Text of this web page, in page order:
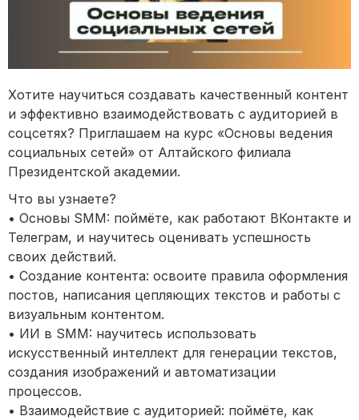
Хотите научиться создавать качественный контент
и эффективно взаимодействовать с аудиторией в
соцсетях? Приглашаем на курс «Основы ведения
социальных сетей» от Алтайского филиала
Президентской академии.
Что вы узнаете?
• Основы SMM: поймёте, как работают ВКонтакте и
Телеграм, и научитесь оценивать успешность
своих действий.
• Создание контента: освоите правила оформления
постов, написания цепляющих текстов и работы с
визуальным контентом.
• ИИ в SMM: научитесь использовать
искусственный интеллект для генерации текстов,
создания изображений и автоматизации
процессов.
• Взаимодействие с аудиторией: поймёте, как